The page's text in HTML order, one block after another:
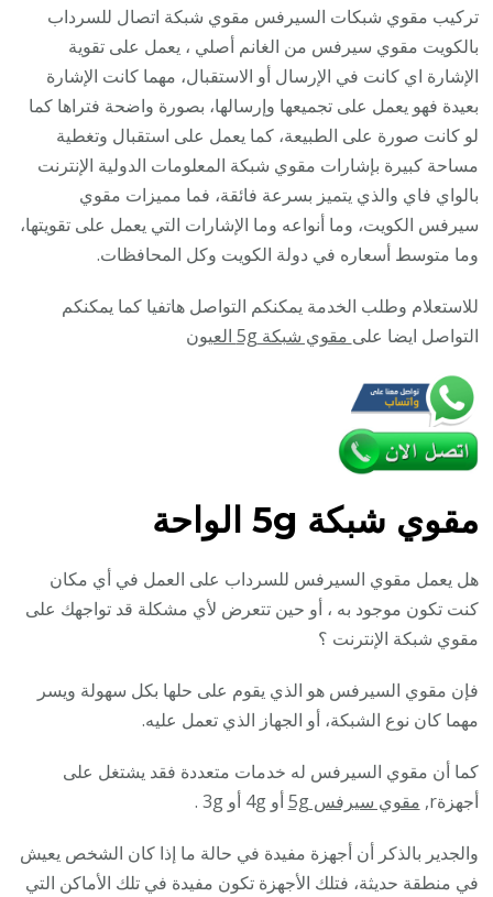
مقوي
5g
تركيب مقوي شبكات السيرفس مقوي شبكة اتصال للسرداب
بالكويت مقوي سيرفس من الغانم أصلي ، يعمل على تقوية
الإشارة اي كانت في الإرسال أو الاستقبال، مهما كانت الإشارة
بعيدة فهو يعمل على تجميعها وإرسالها، بصورة واضحة فتراها كما
لو كانت صورة على الطبيعة، كما يعمل على استقبال وتغطية
مساحة كبيرة بإشارات مقوي شبكة المعلومات الدولية الإنترنت
بالواي فاي والذي يتميز بسرعة فائقة، فما مميزات مقوي
سيرفس الكويت، وما أنواعه وما الإشارات التي يعمل على تقويتها،
وما متوسط أسعاره في دولة الكويت وكل المحافظات.
للاستعلام وطلب الخدمة يمكنكم التواصل هاتفيا كما يمكنكم
التواصل ايضا على مقوي شبكة 5g العيون
مقوي شبكة 5g الواحة
هل يعمل مقوي السيرفس للسرداب على العمل في أي مكان
كنت تكون موجود به ، أو حين تتعرض لأي مشكلة قد تواجهك على
مقوي شبكة الإنترنت ؟
فإن مقوي السيرفس هو الذي يقوم على حلها بكل سهولة ويسر
مهما كان نوع الشبكة، أو الجهاز الذي تعمل عليه.
كما أن مقوي السيرفس له خدمات متعددة فقد يشتغل على
أجهزةr,
مقوي سيرفس 5g أو 4g أو 3g .
والجدير بالذكر أن أجهزة مفيدة في حالة ما إذا كان الشخص يعيش
في منطقة حديثة، فتلك الأجهزة تكون مفيدة في تلك الأماكن التي